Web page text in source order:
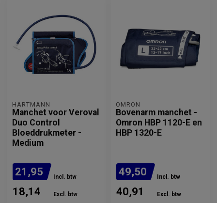
HARTMANN
Manchet voor Veroval
Duo Control
Bloeddrukmeter -
Medium
21,95 Incl. btw
18,14 Excl. btw
OMRON
Bovenarm manchet -
Omron HBP 1120-E en
HBP 1320-E
49,50 Incl. btw
40,91 Excl. btw